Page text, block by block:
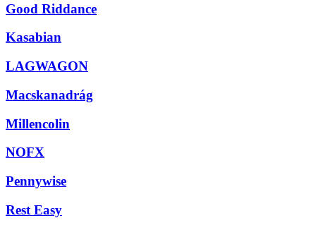
Good Riddance
Kasabian
LAGWAGON
Macskanadrág
Millencolin
NOFX
Pennywise
Rest Easy